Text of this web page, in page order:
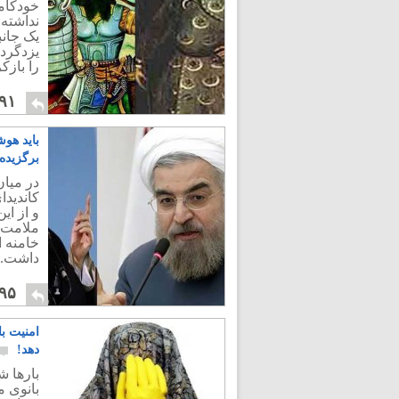
یک
را
باید
و از
داشت.
امنیت
دهد!
بارها
بانوی